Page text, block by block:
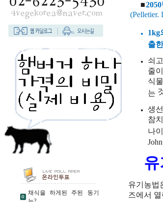
채식을 하게된 주된 동기
■2050
(Pelletier.
1kg
출
쇠고
줄
식
는
생
참
나
유
유기농법
즈에서 열